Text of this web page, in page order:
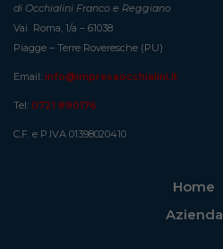
di Occhialini Franco e Reggiano
Vai Roma, 1/a – 61038
Piagge – Terre Roveresche (PU)
Email: info@impresaocchialini.it
Tel: 0721 890176
C.F. e P.IVA 01398020410
Home
Azienda